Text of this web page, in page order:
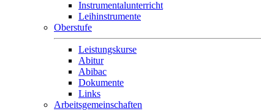
Instrumentalunterricht
Leihinstrumente
Oberstufe
Leistungskurse
Abitur
Abibac
Dokumente
Links
Arbeitsgemeinschaften